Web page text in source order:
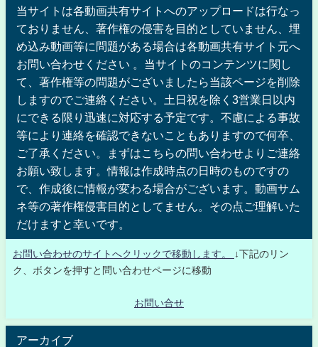
当サイトは各動画共有サイトへのアップロードは行なっ
ておりません、著作権の侵害を目的としていません、埋
め込み動画等に問題がある場合は各動画共有サイト元へ
お問い合わせください 。当サイトのコンテンツに関し
て、著作権等の問題がございましたら当該ページを削除
しますのでご連絡ください。土日祝を除く3営業日以内
にできる限り迅速に対応する予定です。不慮による事故
等により連絡を確認できないこともありますので何卒、
ご了承ください。まずはこちらの問い合わせよりご連絡
お願い致します。情報は作成時点の日時のものですの
で、作成後に情報が変わる場合がございます。動画サム
ネ等の著作権侵害目的としてません。その点ご理解いた
だけますと幸いです。
お問い合わせのサイトへクリックで移動します。
↓下記のリン
ク、ボタンを押すと問い合わせページに移動
お問い合せ
アーカイブ